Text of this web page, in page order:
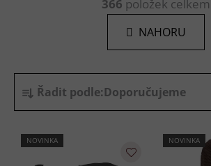
Ř
a
z
e
n
Řadit podle:Doporučujeme
NOVINKA NOVINKA
v
á
d
a
c
í
p
n
k
á
í
366 položek celkem
NAHORU